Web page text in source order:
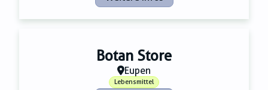
Botan Store
Eupen
Lebensmittel